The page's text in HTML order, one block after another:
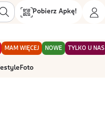
Pobierz Apkę!
MAM WIĘCEJ NOWE TYLKO U NAS
Foto